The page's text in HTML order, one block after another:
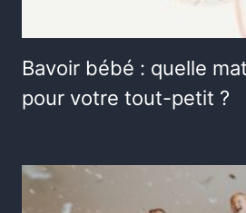
Bavoir bébé : quelle
pour votre tout-petit ?